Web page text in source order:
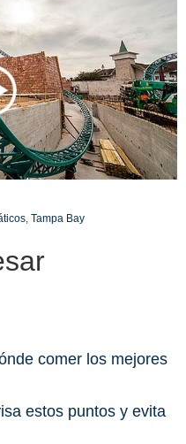
Tampa Bay
comer los mejores
estos puntos y evita